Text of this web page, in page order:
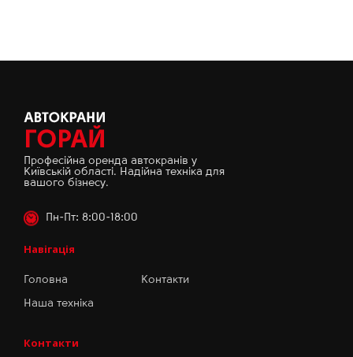
Професійна оренда автокранів у
Київській області. Надійна техніка для
вашого бізнесу.
Пн-Пт: 8:00-18:00
Навігація
Головна
Наша техніка
Контакти
Контакти